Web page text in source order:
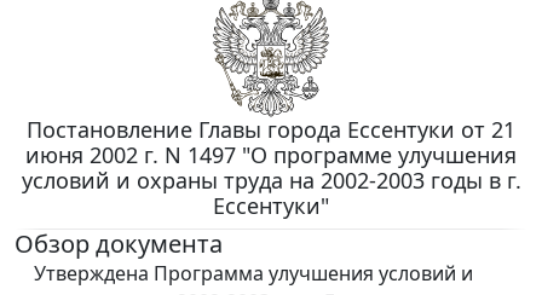
Постановление Главы города Ессентуки от 21
июня 2002 г. N 1497 "О программе улучшения
условий и охраны труда на 2002-2003 годы в г.
Ессентуки"
Обзор документа
Утверждена Программа улучшения условий и